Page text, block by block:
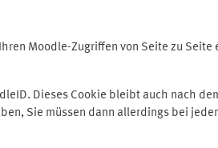
Moodle-Zugriffen von Seite zu
Dieses Cookie bleibt auch nach
Sie müssen dann allerdings bei